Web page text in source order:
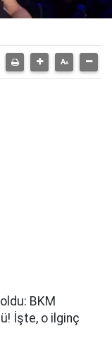
BKM
İşte, o ilginç